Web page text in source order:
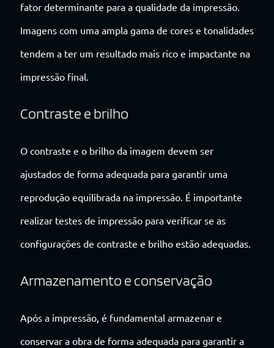
fator determinante para a qualidade da impressão.
Imagens com uma ampla gama de cores e tonalidades
tendem a ter um resultado mais rico e impactante na
impressão final.
Contraste e brilho
O contraste e o brilho da imagem devem ser
ajustados de forma adequada para garantir uma
reprodução equilibrada na impressão. É importante
realizar testes de impressão para verificar se as
configurações de contraste e brilho estão adequadas.
Armazenamento e conservação
Após a impressão, é fundamental armazenar e
conservar a obra de forma adequada para garantir a